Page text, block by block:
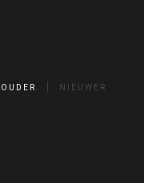
OUDER NIEUWER